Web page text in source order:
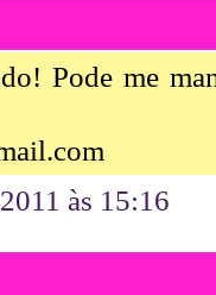
Pode me
às 15:16